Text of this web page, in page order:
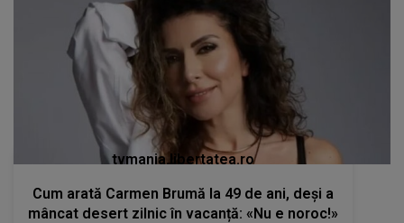
tvmania.libertatea.ro
Cum arată Carmen Brumă la 49 de ani, deși a
mâncat desert zilnic în vacanță: «Nu e noroc!»